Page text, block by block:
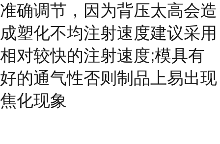
准确调节，因为背压太高会造
成塑化不均注射速度建议采用
相对较快的注射速度;模具有
好的通气性否则制品上易出现
焦化现象